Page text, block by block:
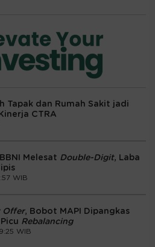
Tapak dan Rumah Sakit jadi
CTRA
Melesat Double-Digit, Laba
WIB
Offer, Bobot MAPI Dipangkas
Rebalancing
WIB